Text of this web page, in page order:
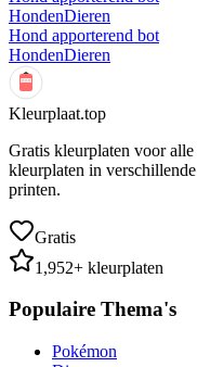
HondenDieren
Hond apporterend bot
HondenDieren
Kleurplaat.top
Gratis kleurplaten voor
kleurplaten in
printen.
Gratis
1,952+ kleurplaten
Populaire Thema's
Pokémon